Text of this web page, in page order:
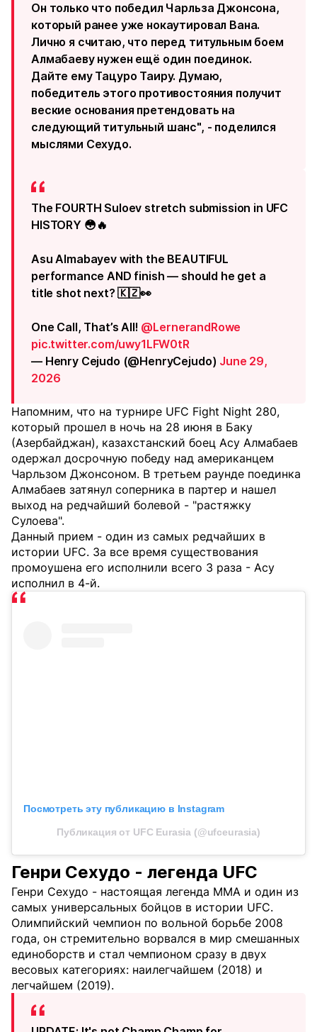
Он только что победил Чарльза Джонсона,
который ранее уже нокаутировал Вана.
Лично я считаю, что перед титульным боем
Алмабаеву нужен ещё один поединок.
Дайте ему Тацуро Таиру. Думаю,
победитель этого противостояния получит
веские основания претендовать на
следующий титульный шанс", - поделился
мыслями Сехудо.
The FOURTH Suloev stretch submission in UFC
HISTORY 😳🔥
Asu Almabayev with the BEAUTIFUL
performance AND finish — should he get a
title shot next? 🇰🇿👀
One Call, That’s All! @LernerandRowe
pic.twitter.com/uwy1LFW0tR
— Henry Cejudo (@HenryCejudo) June 29,
2026
Напомним, что на турнире UFC Fight Night 280,
который прошел в ночь на 28 июня в Баку
(Азербайджан), казахстанский боец Асу Алмабаев
одержал досрочную победу над американцем
Чарльзом Джонсоном. В третьем раунде поединка
Алмабаев затянул соперника в партер и нашел
выход на редчайший болевой - "растяжку
Сулоева".
Данный прием - один из самых редчайших в
истории UFC. За все время существования
промоушена его исполнили всего 3 раза - Асу
исполнил в 4-й.
Посмотреть эту публикацию в Instagram
Публикация от UFC Eurasia (@ufceurasia)
Генри Сехудо - легенда UFC
Генри Сехудо - настоящая легенда ММА и один из
самых универсальных бойцов в истории UFC.
Олимпийский чемпион по вольной борьбе 2008
года, он стремительно ворвался в мир смешанных
единоборств и стал чемпионом сразу в двух
весовых категориях: наилегчайшем (2018) и
легчайшем (2019).